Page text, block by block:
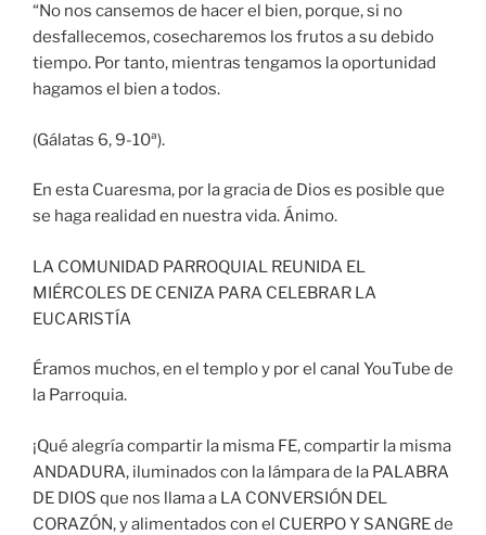
“No nos cansemos de hacer el bien, porque, si no
desfallecemos, cosecharemos los frutos a su debido
tiempo. Por tanto, mientras tengamos la oportunidad
hagamos el bien a todos.
(Gálatas 6, 9-10ª).
En esta Cuaresma, por la gracia de Dios es posible que
se haga realidad en nuestra vida. Ánimo.
LA COMUNIDAD PARROQUIAL REUNIDA EL
MIÉRCOLES DE CENIZA PARA CELEBRAR LA
EUCARISTÍA
Éramos muchos, en el templo y por el canal YouTube de
la Parroquia.
¡Qué alegría compartir la misma FE, compartir la misma
ANDADURA, iluminados con la lámpara de la PALABRA
DE DIOS que nos llama a LA CONVERSIÓN DEL
CORAZÓN, y alimentados con el CUERPO Y SANGRE de